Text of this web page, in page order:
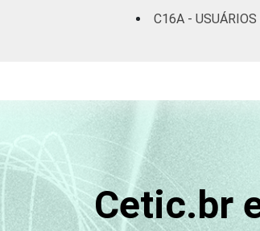
Mais de
SM até 3
SM até 5
Mais de
SM até
C16A -
Cetic.br